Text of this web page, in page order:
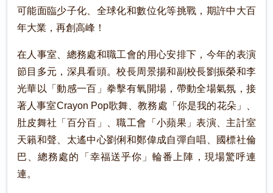
可能面臨少子化、全球化和數位化等挑戰，期許中大百
年大業，再創高峰！
在人事室、總務處和職工會的用心安排下，今年的表演
節目多元，深具看頭。校長周景揚和副校長劉振榮和李
光華以「動感一百」拳擊有氧開場，帶動全場氣氛，接
著人事室Crayon Pop歌舞、教務處「你是我的花朵」、
肚皮舞社「百分百」、職工會「小蘋果」表演、主計室
天籟和聲、太遙中心劉俐和鄭偉成自彈自唱、國標社倫
巴、總務處的「幸福送乎你」輪番上陣，現場驚呼連
連。